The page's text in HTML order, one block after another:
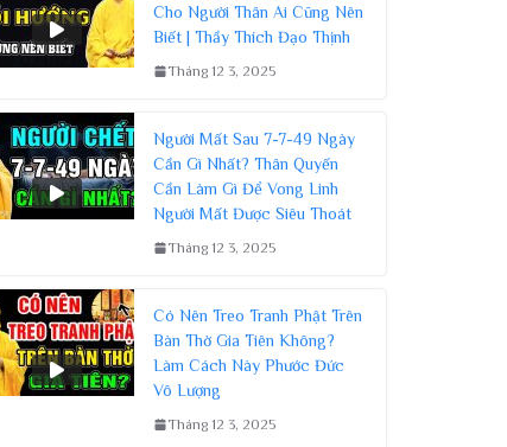
Cho Người Thân Ai Cũng Nên
Biết | Thầy Thích Đạo Thịnh
Tháng 12 3, 2025
Người Mất Sau 7-7-49 Ngày
Cần Gì Nhất? Thân Quyến
Cần Làm Gì Để Vong Linh
Người Mất Được Siêu Thoát
Tháng 12 3, 2025
Có Nên Treo Tranh Phật Trên
Bàn Thờ Gia Tiên Không?
Làm Cách Này Phước Đức
Vô Lượng
Tháng 12 3, 2025